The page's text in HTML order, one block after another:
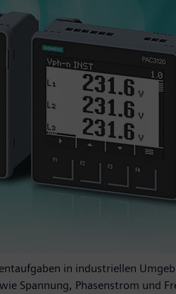
in industriellen
Spannung, Phasenstrom und